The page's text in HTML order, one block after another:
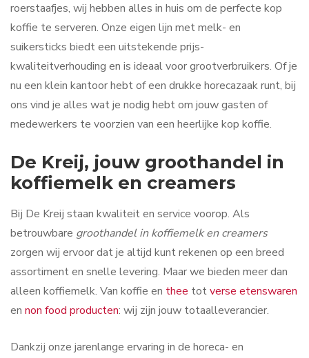
roerstaafjes, wij hebben alles in huis om de perfecte kop
koffie te serveren. Onze eigen lijn met melk- en
suikersticks biedt een uitstekende prijs-
kwaliteitverhouding en is ideaal voor grootverbruikers. Of je
nu een klein kantoor hebt of een drukke horecazaak runt, bij
ons vind je alles wat je nodig hebt om jouw gasten of
medewerkers te voorzien van een heerlijke kop koffie.
De Kreij, jouw groothandel in
koffiemelk en creamers
Bij De Kreij staan kwaliteit en service voorop. Als
betrouwbare groothandel in koffiemelk en creamers
zorgen wij ervoor dat je altijd kunt rekenen op een breed
assortiment en snelle levering. Maar we bieden meer dan
alleen koffiemelk. Van koffie en thee totverse etenswaren
en non food producten: wij zijn jouw totaalleverancier.
Dankzij onze jarenlange ervaring in de horeca- en